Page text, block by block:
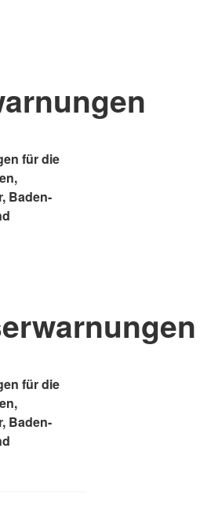
für die
Baden-
für die
Baden-